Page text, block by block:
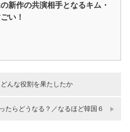
新作の共演相手となるキム・
い！
んな役割を果たしたか
たらどうなる？／なるほど韓国６